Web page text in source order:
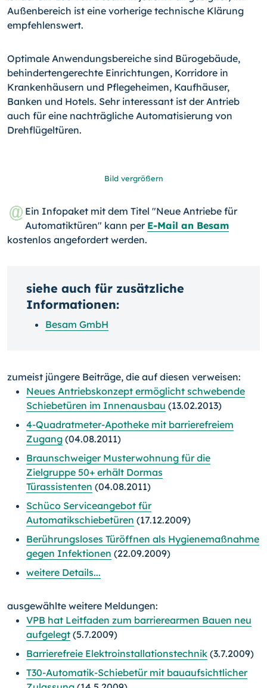
Außenbereich ist eine vorherige technische Klärung
empfehlenswert.
Optimale Anwendungsbereiche sind Bürogebäude,
behindertengerechte Einrichtungen, Korridore in
Krankenhäusern und Pflegeheimen, Kaufhäuser,
Banken und Hotels. Sehr interessant ist der Antrieb
auch für eine nachträgliche Automatisierung von
Drehflügeltüren.
Bild vergrößern
Ein Infopaket mit dem Titel "Neue Antriebe für
Automatiktüren" kann per E-Mail an Besam
kostenlos angefordert werden.
siehe auch für zusätzliche
Informationen:
Besam GmbH
zumeist jüngere Beiträge, die auf diesen verweisen:
Neues Antriebskonzept ermöglicht schwebende
Schiebetüren im Innenausbau (13.02.2013)
4-Quadratmeter-Apotheke mit barrierefreiem
Zugang (04.08.2011)
Braunschweiger Musterwohnung für die
Zielgruppe 50+ erhält Dormas
Türassistenten (04.08.2011)
Schüco Serviceangebot für
Automatikschiebetüren (17.12.2009)
Berührungsloses Türöffnen als Hygienemaßnahme
gegen Infektionen (22.09.2009)
weitere Details...
ausgewählte weitere Meldungen:
VPB hat Leitfaden zum barrierearmen Bauen neu
aufgelegt (5.7.2009)
Barrierefreie Elektroinstallationstechnik (3.7.2009)
T30-Automatik-Schiebetür mit bauaufsichtlicher